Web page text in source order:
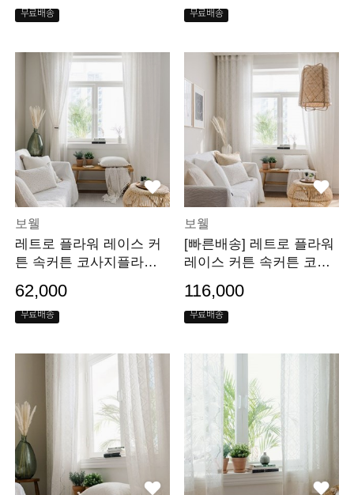
무료배송 무료배송
보웰
레트로 플라워 레이스 커
튼 속커튼 코사지플라워 1
62,000
무료배송
보웰
[빠른배송] 레트로 플라워
레이스 커튼 속커튼 코사
116,000
무료배송